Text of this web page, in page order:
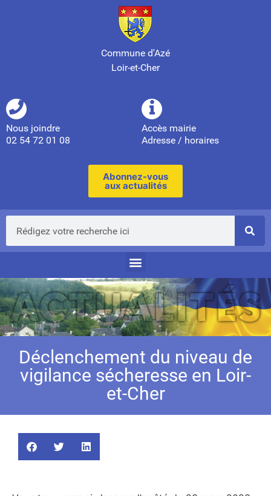
Commune d'Azé
Loir-et-Cher
Nous joindre
02 54 72 01 08
Accès mairie
Adresse / horaires
Abonnez-vous
aux actualités
Déclenchement du niveau de
vigilance sécheresse en Loir-
et-Cher